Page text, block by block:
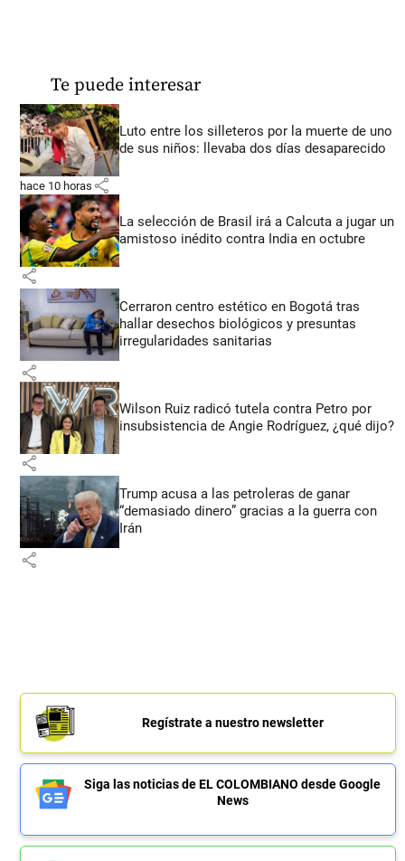
Te puede interesar
Luto entre los silleteros por la muerte de uno
de sus niños: llevaba dos días desaparecido
hace 10 horas share
La selección de Brasil irá a Calcuta a jugar un
amistoso inédito contra India en octubre
share
Cerraron centro estético en Bogotá tras
hallar desechos biológicos y presuntas
irregularidades sanitarias
share
Wilson Ruiz radicó tutela contra Petro por
insubsistencia de Angie Rodríguez, ¿qué dijo?
share
Trump acusa a las petroleras de ganar
“demasiado dinero” gracias a la guerra con
Irán
share
Regístrate a nuestro newsletter
Siga las noticias de EL COLOMBIANO desde Google
News